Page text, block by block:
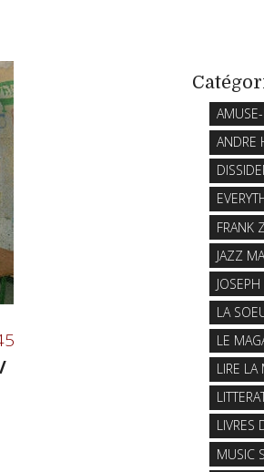
ANDRE
FRANK
JAZZ
JOSEPH
LA
LE
LIRE LA
LIVRES
MUSIC